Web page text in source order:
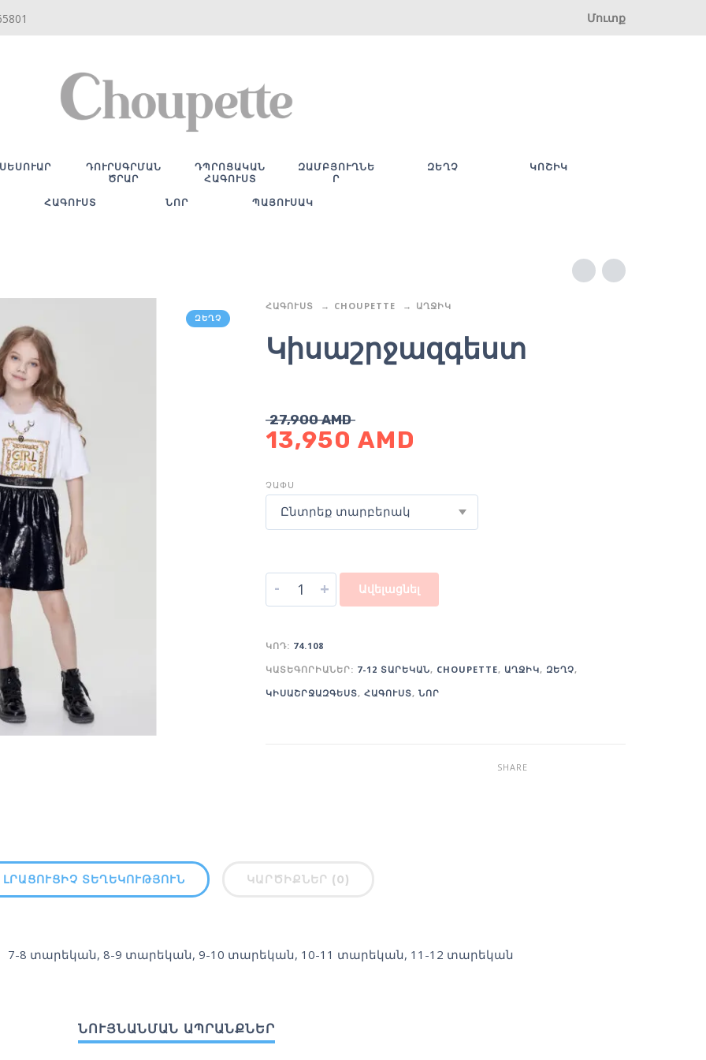
Մուտք
ԴՈՒՐՍԳՐՄԱՆ
ԾՐԱՐ
ԴՊՐՈՑԱԿԱՆ
ՀԱԳՈՒՍՏ
ԶԱՄԲՅՈՒՂՆԵ
Ր
ԶԵՂՉ ԿՈՇԻԿ
ՀԱԳՈՒՍՏ ՆՈՐ ՊԱՅՈՒՍԱԿ
ԶԵՂՉ
ՀԱԳՈՒՍՏ CHOUPETTE ԱՂՋԻԿ
Կիսաշրջազգեստ
27,900AMD
13,950AMD
ՉԱՓՍ
Ընտրեք տարբերակ
- + Ավելացնել
ԿՈԴ: 74.108
ԿԱՏԵԳՈՐԻԱՆԵՐ: 7-12 ՏԱՐԵԿԱՆ, CHOUPETTE, ԱՂՋԻԿ, ԶԵՂՉ,
ԿԻՍԱՇՐՋԱԶԳԵՍՏ, ՀԱԳՈՒՍՏ, ՆՈՐ
SHARE
ԼՐԱՑՈՒՑԻՉ ՏԵՂԵԿՈՒԹՅՈՒՆ ԿԱՐԾԻՔՆԵՐ (0)
7-8 տարեկան, 8-9 տարեկան, 9-10 տարեկան, 10-11 տարեկան, 11-12 տարեկան
ՆՈՒՅՆԱՆՄԱՆ ԱՊՐԱՆՔՆԵՐ